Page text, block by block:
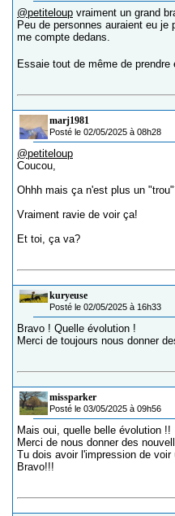
@petiteloup vraiment un grand
Peu de personnes auraient eu
me compte dedans.
Essaie tout de même de prendre
marj1981
Posté le 02/05/2025 à 08h28
@petiteloup
Coucou,
Ohhh mais ça n'est plus un
Vraiment ravie de voir ça!
Et toi, ça va?
kuryeuse
Posté le 02/05/2025 à 16h33
Bravo ! Quelle évolution !
Merci de toujours nous donner
missparker
Posté le 03/05/2025 à 09h56
Mais oui, quelle belle évolution !!
Merci de nous donner des
Tu dois avoir l'impression de voir
Bravo!!!